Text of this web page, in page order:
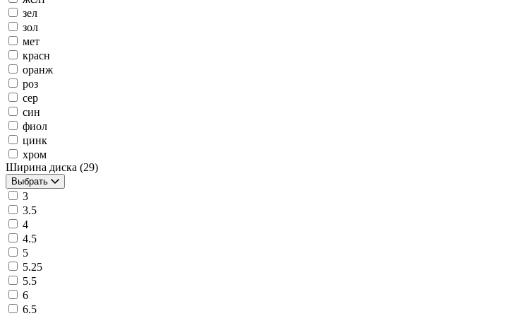
зел
зол
мет
красн
оранж
роз
сер
син
фиол
цинк
хром
Ширина диска (29)
Выбрать
3
3.5
4
4.5
5
5.25
5.5
6
6.5